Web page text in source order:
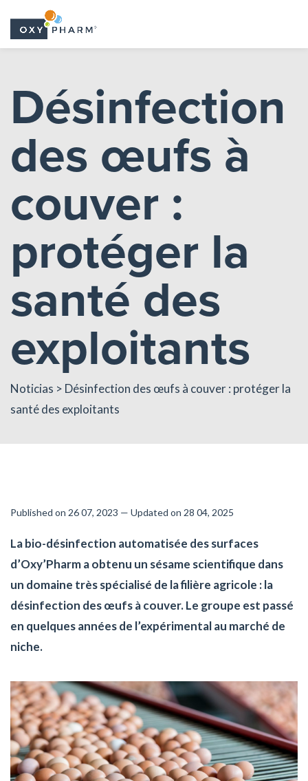
content
Désinfection
des œufs à
couver :
protéger la
santé des
exploitants
Noticias > Désinfection des œufs à couver : protéger la
santé des exploitants
Published on 26 07, 2023 — Updated on 28 04, 2025
La bio-désinfection automatisée des surfaces
d’Oxy’Pharm a obtenu un sésame scientifique dans
un domaine très spécialisé de la filière agricole : la
désinfection des œufs à couver. Le groupe est passé
en quelques années de l’expérimental au marché de
niche.